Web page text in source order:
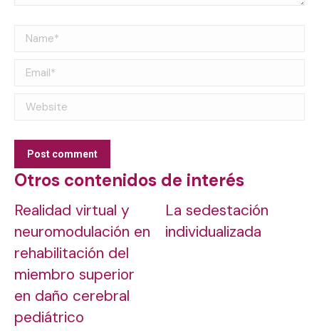
Name *
Email *
Website
Post comment
Otros contenidos de interés
Realidad virtual y
neuromodulación en
rehabilitación del
miembro superior
en daño cerebral
pediátrico
La sedestación
individualizada